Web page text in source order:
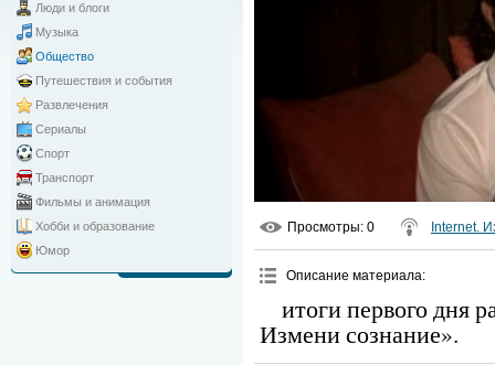
Люди и блоги
Музыка
Общество
Путешествия и события
Развлечения
Сериалы
Спорт
Транспорт
Фильмы и анимация
Хобби и образование
Юмор
Просмотры: 0 Internet.
Описание материала:
итоги первого дня
Измени сознание».